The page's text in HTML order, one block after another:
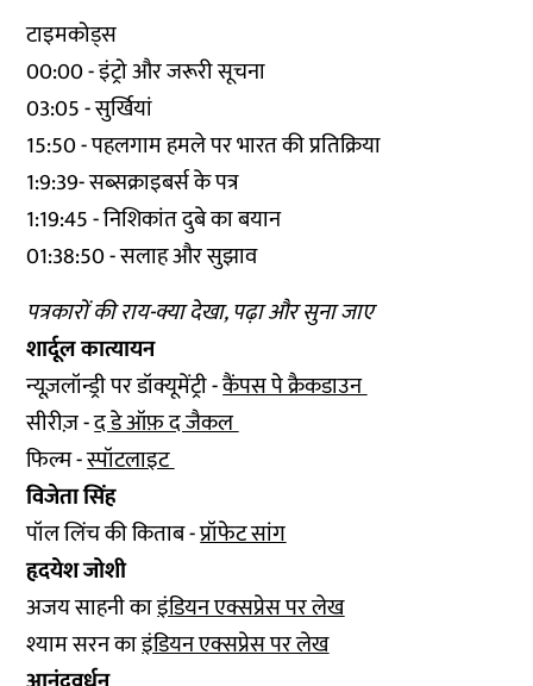
टाइमकोड्स
00:00 - इंट्रो और जरूरी सूचना
03:05 - सुर्खियां
15:50 - पहलगाम हमले पर भारत की प्रतिक्रिया
1:9:39- सब्सक्राइबर्स के पत्र
1:19:45 - निशिकांत दुबे का बयान
01:38:50 - सलाह और सुझाव
पत्रकारों की राय-क्या देखा, पढ़ा और सुना जाए
शार्दूल कात्यायन
न्यूज़लॉन्ड्री पर डॉक्यूमेंट्री -कैंपस पे क्रैकडाउन
सीरीज़ -द डे ऑफ़ द जैकल
फिल्म -स्पॉटलाइट
विजेता सिंह
पॉल लिंच की किताब -प्रॉफेट सांग
हृदयेश जोशी
अजय साहनी काइंडियन एक्सप्रेस पर लेख
श्याम सरन काइंडियन एक्सप्रेस पर लेख